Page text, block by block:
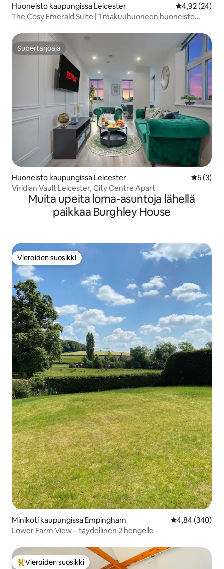
Huoneisto kaupungissa Leicester
4,92 (24)
The Cosy Emerald Suite | 1 makuuhuoneen huoneisto
Supertarjoaja
Supertarjoaja
Huoneisto kaupungissa Leicester
5 (3)
Viridian Vault Leicester, City Centre Apart
Muita upeita loma-asuntoja lähellä
paikkaa Burghley House
Vieraiden suosikki
Vieraiden suosikki
Minikoti kaupungissa Empingham
4,84 (340)
Lower Farm View – täydellinen 2 hengelle
Vieraiden suosikkien parhaimmistoa
Vieraiden suosikki